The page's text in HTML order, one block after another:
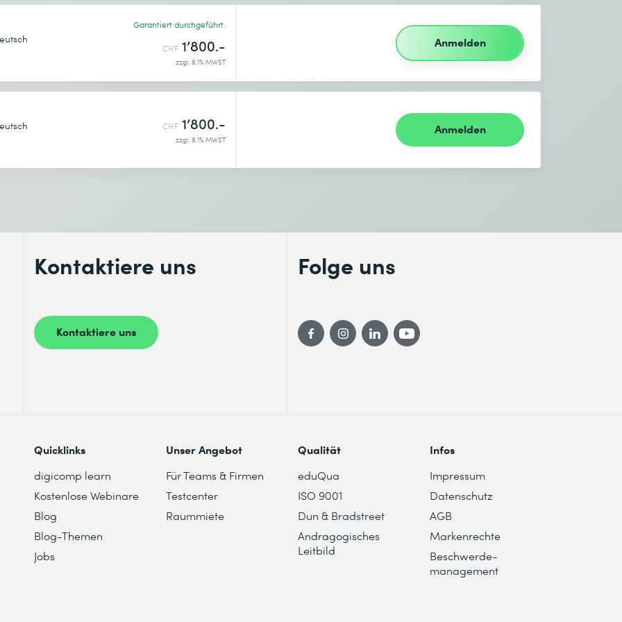
Garantiert durchgeführt.
CHF 1’800.-
zzgl. 8.1% MWST
Anmelden
CHF 1’800.-
zzgl. 8.1% MWST
Anmelden
Kontaktiere uns
Kontaktiere uns
Folge uns
Quicklinks
digicomp learn
Kostenlose Webinare
Blog
Blog-Themen
Jobs
Unser Angebot
Für Teams & Firmen
Testcenter
Raummiete
Qualität
eduQua
ISO 9001
Dun & Bradstreet
Andragogisches
Leitbild
Infos
Impressum
Datenschutz
AGB
Markenrechte
Beschwerde-
management